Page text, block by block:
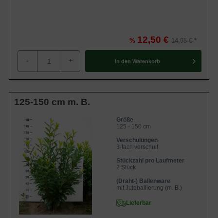
Besonderheiten und Verwendungsmöglichkeiten des
Prunus laurocerasus 'Novita'
Blüten- und Fruchtbildung bei Prunus laurocerasus
'Novita'
'Novita'
Der ideale Standort
Bodenverhältnisse
Pflegeempfehlungen für Prunus laurocerasus
'Novita'
Pflanzzeit
Rückschnitt
Bewässerung
Düngung
Krankheiten des Prunus laurocerasus 'Novita'
Schrotschuss
Echter und Falscher Mehltau
Trockenschäden durch Frost
% 12,50 € 14,95 €
- + In den Warenkorb
125-150 cm m. B.
Größe
125 - 150 cm
Verschulungen
3-fach verschult
Stückzahl pro Laufmeter
2 Stück
(Draht-) Ballenware
mit Juteballierung (m. B.)
Lieferbar